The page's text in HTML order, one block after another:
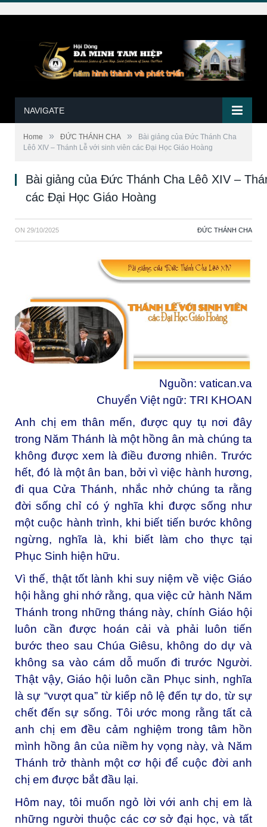
NAVIGATE
Home » ĐỨC THÁNH CHA »
Bài giảng của Đức Thánh Cha
Lêô XIV – Thánh Lễ với sinh viên các Đại Học Giáo Hoàng
Bài giảng của Đức Thánh Cha Lêô XIV –
các Đại Học Giáo Hoàng
ON 29/10/2025 ĐỨC THÁNH CHA
Nguồn: vatican.va
Chuyển Việt ngữ: TRI KHOAN
Anh chị em thân mến, được quy tụ nơi đây
trong Năm Thánh là một hồng ân mà chúng ta
không được xem là điều đương nhiên. Trước
hết, đó là một ân ban, bởi vì việc hành hương,
đi qua Cửa Thánh, nhắc nhở chúng ta rằng
đời sống chỉ có ý nghĩa khi được sống như
một cuộc hành trình, khi biết tiến bước không
ngừng, nghĩa là, khi biết làm cho thực tại
Phục Sinh hiện hữu.
Vì thế, thật tốt lành khi suy niệm về việc Giáo
hội hằng ghi nhớ rằng, qua việc cử hành Năm
Thánh trong những tháng này, chính Giáo hội
luôn cần được hoán cải và phải luôn tiến
bước theo sau Chúa Giêsu, không do dự và
không sa vào cám dỗ muốn đi trước Người.
Thật vậy, Giáo hội luôn cần Phục sinh, nghĩa
là sự “vượt qua” từ kiếp nô lệ đến tự do, từ sự
chết đến sự sống. Tôi ước mong rằng tất cả
anh chị em đều cảm nghiệm trong tâm hồn
mình hồng ân của niềm hy vọng này, và Năm
Thánh trở thành một cơ hội để cuộc đời anh
chị em được bắt đầu lại.
Hôm nay, tôi muốn ngỏ lời với anh chị em là
những người thuộc các cơ sở đại học, và tất